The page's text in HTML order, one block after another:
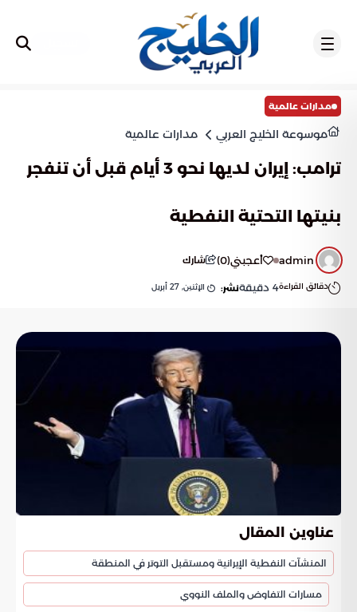
مدارات عالمية
موسوعة الخليج العربي مدارات عالمية
ترامب: إيران لديها نحو 3 أيام قبل أن تنفجر
بنيتها التحتية النفطية
admin أعجبني(
0
) شارك
دقائق القراءة4 دقيقةنشر: الإثنين, 27 أبريل
عناوين المقال
المنشآت النفطية الإيرانية ومستقبل التوتر في المنطقة
مسارات التفاوض والملف النووي